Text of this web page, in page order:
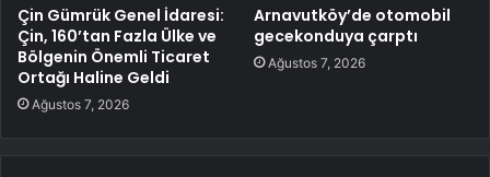
Çin Gümrük Genel İdaresi:
Çin, 160’tan Fazla Ülke ve
Bölgenin Önemli Ticaret
Ortağı Haline Geldi
Ağustos 7, 2026
Arnavutköy’de otomobil
gecekonduya çarptı
Ağustos 7, 2026